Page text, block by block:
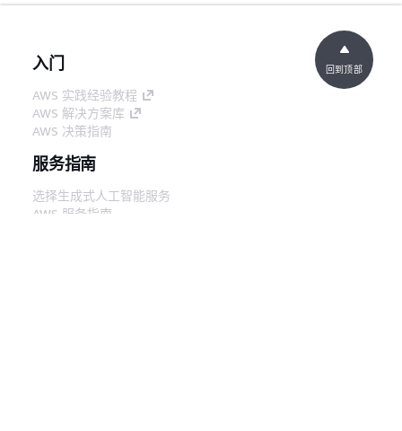
入门
AWS 实践经验教程
AWS 解决方案库
AWS 决策指南
服务指南
选择生成式人工智能服务
AWS 服务指南
回到顶部